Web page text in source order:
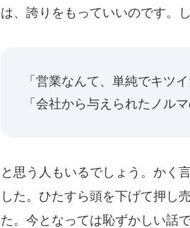
は、誇りをもっていいのです。
「営業なんて、単純でキツ
「会社から与えられたノル
と思う人もいるでしょう。かく
した。ひたすら頭を下げて押し
た。今となっては恥ずかしい話で